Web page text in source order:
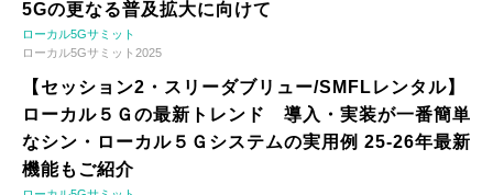
5Gの更なる普及拡大に向けて
ローカル5Gサミット
ローカル5Gサミット2025
【セッション2・スリーダブリュー/SMFLレンタル】
ローカル５Ｇの最新トレンド 導入・実装が一番簡単
なシン・ローカル５Ｇシステムの実用例 25-26年最新
機能もご紹介